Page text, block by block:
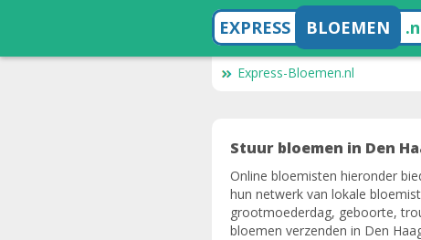
EXPRESS BLOEMEN
Express-Bloemen.nl
Stuur bloemen in Den
Online bloemisten hieronder
hun netwerk van lokale
grootmoederdag, geboorte,
bloemen verzenden in Den